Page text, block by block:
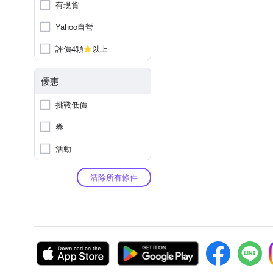
有現貨
Yahoo自營
評價4顆
以上
優惠
挑戰低價
券
活動
清除所有條件